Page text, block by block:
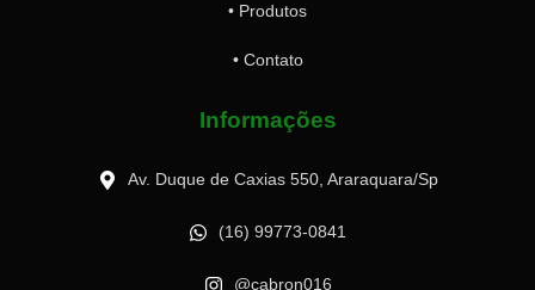
• Produtos
• Contato
Informações
Av. Duque de Caxias 550, Araraquara/Sp
(16) 99773-0841
@cabron016